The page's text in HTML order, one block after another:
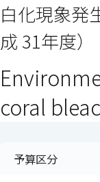
白化現象発
成 31年度）
coral
予算区分